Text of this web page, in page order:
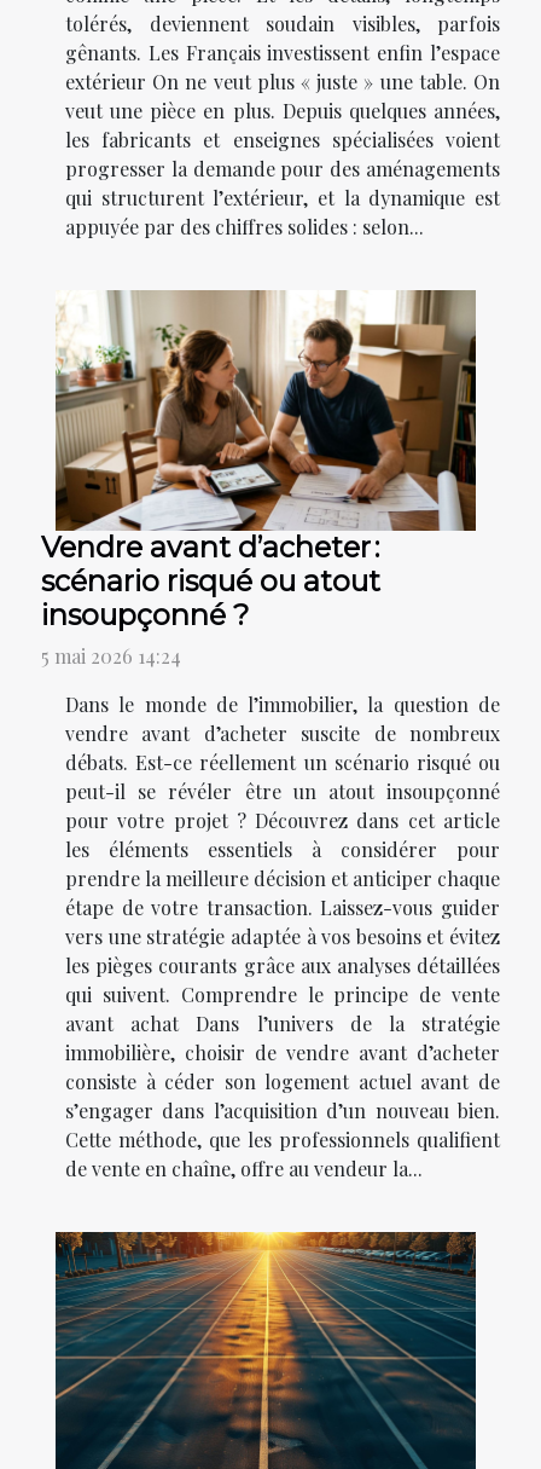
tolérés, deviennent soudain visibles, parfois
gênants. Les Français investissent enfin l’espace
extérieur On ne veut plus « juste » une table. On
veut une pièce en plus. Depuis quelques années,
les fabricants et enseignes spécialisées voient
progresser la demande pour des aménagements
qui structurent l’extérieur, et la dynamique est
appuyée par des chiffres solides : selon...
Vendre avant d’acheter :
scénario risqué ou atout
insoupçonné ?
5 mai 2026 14:24
Dans le monde de l’immobilier, la question de
vendre avant d’acheter suscite de nombreux
débats. Est-ce réellement un scénario risqué ou
peut-il se révéler être un atout insoupçonné
pour votre projet ? Découvrez dans cet article
les éléments essentiels à considérer pour
prendre la meilleure décision et anticiper chaque
étape de votre transaction. Laissez-vous guider
vers une stratégie adaptée à vos besoins et évitez
les pièges courants grâce aux analyses détaillées
qui suivent. Comprendre le principe de vente
avant achat Dans l’univers de la stratégie
immobilière, choisir de vendre avant d’acheter
consiste à céder son logement actuel avant de
s’engager dans l’acquisition d’un nouveau bien.
Cette méthode, que les professionnels qualifient
de vente en chaîne, offre au vendeur la...